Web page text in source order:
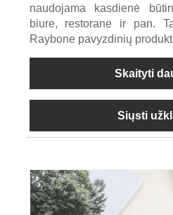
naudojama kasdienė
biure, restorane ir pan.
Raybone pavyzdinių
Skaityti
Siųsti